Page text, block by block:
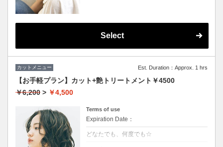
Select
カットメニュー Est. Duration：Approx. 1 hrs
【お手軽プラン】カット+艶トリートメント￥4500
￥6,200 > ￥4,500
Terms of use
Expiration Date：
どなたでも、何度でも☆